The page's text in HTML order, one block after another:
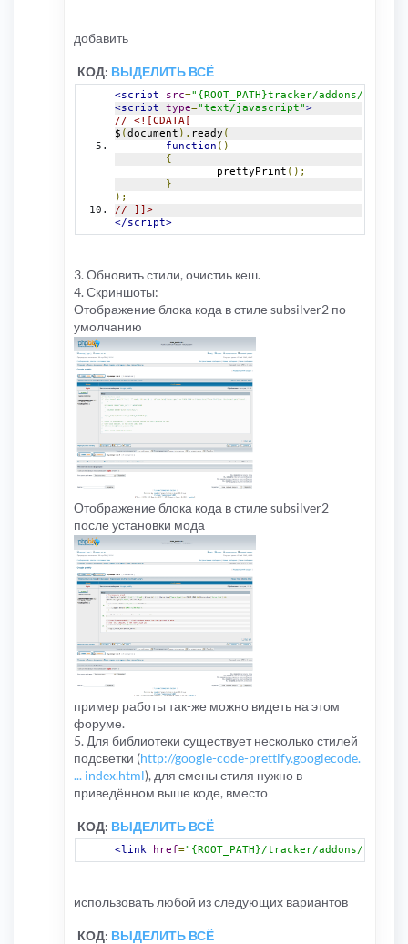
добавить
КОД: ВЫДЕЛИТЬ ВСЁ
<script src="{ROOT_PATH}tracker/addons/js/
<script
type="text/javascript">
// <![CDATA[
$ ( document ). ready (
function ()
{
		prettyPrint
();
}
);
// ]]>
</script>
3. Обновить стили, очистиь кеш.
4. Скриншоты:
Отображение блока кода в стиле subsilver2 по
умолчанию
Отображение блока кода в стиле subsilver2
после установки мода
пример работы так-же можно видеть на этом
форуме.
5. Для библиотеки существует несколько стилей
подсветки (http://google-code-prettify.googlecode.
... index.html), для смены стиля нужно в
приведённом выше коде, вместо
КОД: ВЫДЕЛИТЬ ВСЁ
<link href="{ROOT_PATH}/tracker/addons/
использовать любой из следующих вариантов
КОД: ВЫДЕЛИТЬ ВСЁ